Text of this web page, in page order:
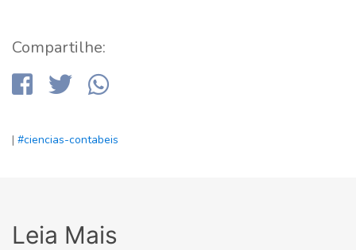
Compartilhe:
| #ciencias-contabeis
Leia Mais